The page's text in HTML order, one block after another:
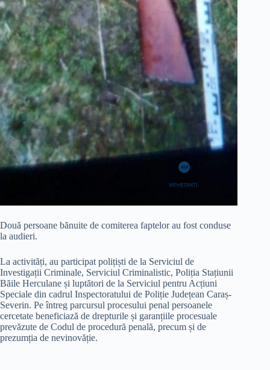
Două persoane bănuite de comiterea faptelor au fost conduse
la audieri.
La activități, au participat polițiști de la Serviciul de
Investigații Criminale, Serviciul Criminalistic, Poliția Stațiunii
Băile Herculane și luptători de la Serviciul pentru Acțiuni
Speciale din cadrul Inspectoratului de Poliție Județean Caraș-
Severin. Pe întreg parcursul procesului penal persoanele
cercetate beneficiază de drepturile și garanțiile procesuale
prevăzute de Codul de procedură penală, precum și de
prezumția de nevinovăție.